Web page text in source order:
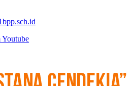
Youtube